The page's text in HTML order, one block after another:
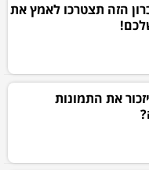
הזה תצטרכו לאמץ את
את התמונות